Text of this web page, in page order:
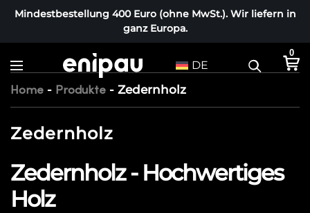
Mindestbestellung 400 Euro (ohne MwSt.). Wir liefern in
ganz Europa.
DE
0
Home - Produkte - Zedernholz
Zedernholz
Zedernholz - Hochwertiges
Holz